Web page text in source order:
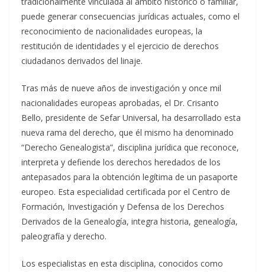
puede generar consecuencias jurídicas actuales, como el
reconocimiento de nacionalidades europeas, la
restitución de identidades y el ejercicio de derechos
ciudadanos derivados del linaje.
Tras más de nueve años de investigación y once mil
nacionalidades europeas aprobadas, el Dr. Crisanto
Bello, presidente de Sefar Universal, ha desarrollado esta
nueva rama del derecho, que él mismo ha denominado
“Derecho Genealogista”, disciplina jurídica que reconoce,
interpreta y defiende los derechos heredados de los
antepasados para la obtención legítima de un pasaporte
europeo. Esta especialidad certificada por el Centro de
Formación, Investigación y Defensa de los Derechos
Derivados de la Genealogía, integra historia, genealogía,
paleografía y derecho.
Los especialistas en esta disciplina, conocidos como